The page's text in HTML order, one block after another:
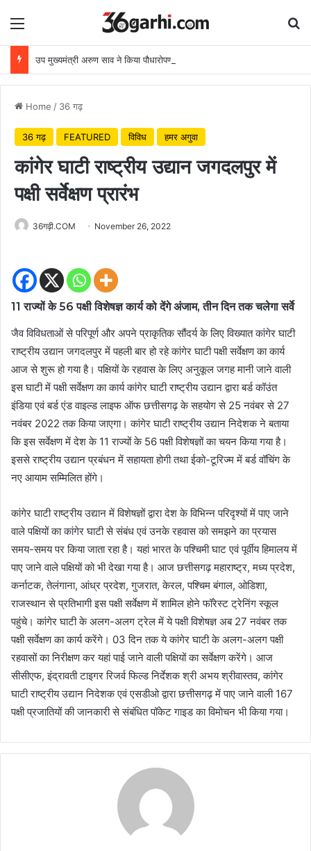
Menu
Home / 36 गढ़
36 गढ़ FEATURED विविध हमर अगुवा
कांगेर घाटी राष्ट्रीय उद्यान जगदलपुर में
पक्षी सर्वेक्षण प्रारंभ
36गढ़ी.COM November 26, 2022
11 राज्यों के 56 पक्षी विशेषज्ञ कार्य को देंगे अंजाम, तीन दिन तक चलेगा सर्वे
जैव विविधताओं से परिपूर्ण और अपने प्राकृतिक सौंदर्य के लिए विख्यात कांगेर घाटी
राष्ट्रीय उद्यान जगदलपुर में पहली बार हो रहे कांगेर घाटी पक्षी सर्वेक्षण का कार्य
आज से शुरू हो गया है। पक्षियों के रहवास के लिए अनुकूल जगह मानी जाने वाली
इस घाटी में पक्षी सर्वेक्षण का कार्य कांगेर घाटी राष्ट्रीय उद्यान द्वारा बर्ड कॉउंत
इंडिया एवं बर्ड एंड वाइल्ड लाइफ ऑफ छत्तीसगढ़ के सहयोग से 25 नवंबर से 27
नवंबर 2022 तक किया जाएगा। कांगेर घाटी राष्ट्रीय उद्यान निदेशक ने बताया
कि इस सर्वेक्षण में देश के 11 राज्यों के 56 पक्षी विशेषज्ञों का चयन किया गया है।
इससे राष्ट्रीय उद्यान प्रबंधन में सहायता होगी तथा ईको-टूरिज्म में बर्ड वॉचिंग के
नए आयाम सम्मिलित होंगे।
कांगेर घाटी राष्ट्रीय उद्यान में विशेषज्ञों द्वारा देश के विभिन्न परिदृश्यों में पाए जाने
वाले पक्षियों का कांगेर घाटी से संबंध एवं उनके रहवास को समझने का प्रयास
समय-समय पर किया जाता रहा है। यहां भारत के पश्चिमी घाट एवं पूर्वीय हिमालय में
पाए जाने वाले पक्षियों को भी देखा गया है। आज छत्तीसगढ़ महाराष्ट्र, मध्य प्रदेश,
कर्नाटक, तेलंगाना, आंध्र प्रदेश, गुजरात, केरल, पश्चिम बंगाल, ओडिशा,
राजस्थान से प्रतिभागी इस पक्षी सर्वेक्षण में शामिल होने फॉरेस्ट ट्रेनिंग स्कूल
पहुंचे। कांगेर घाटी के अलग-अलग ट्रेल में ये पक्षी विशेषज्ञ अब 27 नवंबर तक
पक्षी सर्वेक्षण का कार्य करेंगे। 03 दिन तक ये कांगेर घाटी के अलग-अलग पक्षी
रहवासों का निरीक्षण कर यहां पाई जाने वाली पक्षियों का सर्वेक्षण करेंगे। आज
सीसीएफ, इंद्रावती टाइगर रिजर्व फिल्ड निर्देशक श्री अभय श्रीवास्तव, कांगेर
घाटी राष्ट्रीय उद्यान निदेशक एवं एसडीओ द्वारा छत्तीसगढ़ में पाए जाने वाली 167
पक्षी प्रजातियों की जानकारी से संबंधित पॉकेट गाइड का विमोचन भी किया गया।